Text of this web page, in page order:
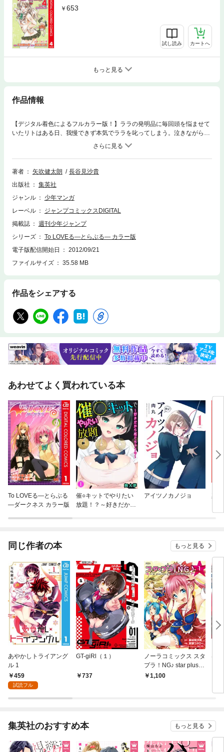
653
試し読み カートへ
もっと見る
作品情報
【デジタル着色によるフルカラー版！】ララの発明品に毎回頭を悩ませて
いたリトはある日、我慢できず本気でララを叱ってしまう。泣きながら家
を出たララは、偶然出くわした春菜の家に泊まる事に。その夜、二人だけ
のお泊り会に何かが起きる…。
著者 矢吹健太朗
長谷見沙貴
出版社
集英社
ジャンル
少年マンガ
レーベル
ジャンプコミックスDIGITAL
掲載誌
週刊少年ジャンプ
シリーズ
To LOVEる―とらぶる― カラー版
電子版配信開始日
2012/09/21
ファイルサイズ
35.58 MB
作品をシェアする
あわせてよく買われている本
To LOVEる—とらぶる
—ダークネス カラー版
催○キットでやりたい
放題！？～好きだから
アイツノカノジョ 真
同じ作者の本 もっと見る
あやかしトライアング
ル 1
459
試読フル
GT-giRl（１）
737
ノーラコミックス スタ
プラ！NG♪ star plus o
ne＋next generation 1
1,100
は
集英社のおすすめ本 もっと見る